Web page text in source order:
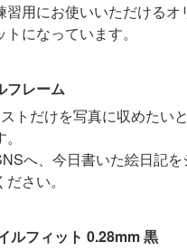
習用にお使いいただけるオ
になっています。
レーム
トだけを写真に収めたい
へ、今日書いた絵日記
さい。
ルフィット 0.28mm 黒